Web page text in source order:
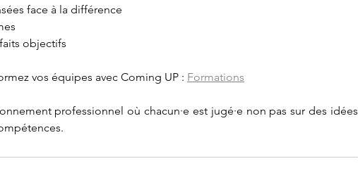
face à la différence
objectifs
vos équipes avec Coming UP : Formations
professionnel où chacun·e est jugé·e non pas sur des idées